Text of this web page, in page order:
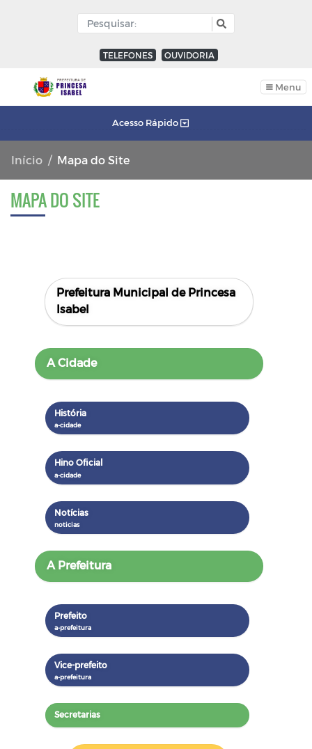
TELEFONES OUVIDORIA
Menu
Acesso Rápido
Início Mapa do Site
MAPA DO SITE
Prefeitura Municipal de Princesa
Isabel
A Cidade
História
Hino Oficial
Notícias
A Prefeitura
Prefeito
Vice-prefeito
Secretarias